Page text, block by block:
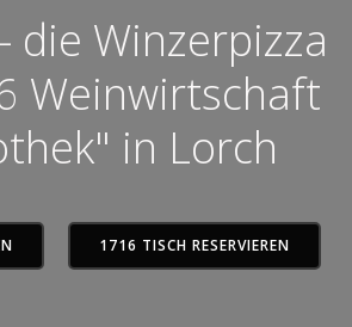
die Winzerpizza
Weinwirtschaft
in Lorch
1716 TISCH RESERVIEREN